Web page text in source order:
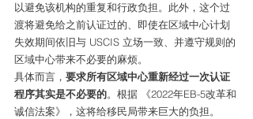
以避免该机构的重复和行政负担。此外，这个过
渡将避免给之前认证过的、即使在区域中心计划
失效期间依旧与 USCIS 立场一致、并遵守规则的
区域中心带来不必要的麻烦。
具体而言， 要求所有区域中心重新经过一次认证
程序其实是不必要的。根据 《2022年EB-5改革和
诚信法案》，这将给移民局带来巨大的负担。